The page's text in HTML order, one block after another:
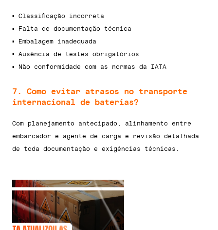
▪ Classificação incorreta
▪ Falta de documentação técnica
▪ Embalagem inadequada
▪ Ausência de testes obrigatórios
▪ Não conformidade com as normas da IATA
7. Como evitar atrasos no transporte
internacional de baterias?
Com planejamento antecipado, alinhamento entre
embarcador e agente de carga e revisão detalhada
de toda documentação e exigências técnicas.